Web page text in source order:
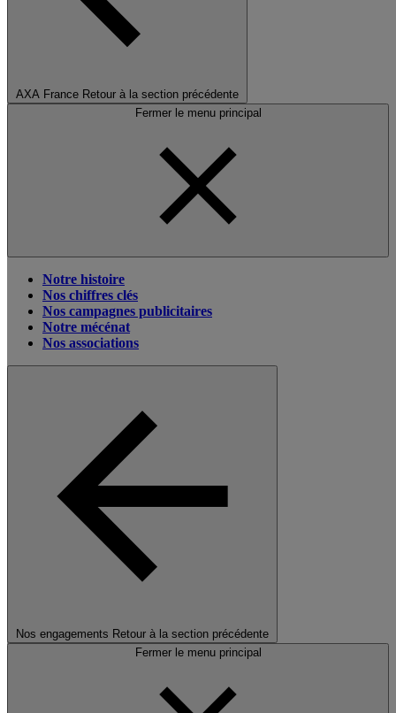
AXA France Retour à la section précédente
Fermer le menu principal
Notre histoire
Nos chiffres clés
Nos campagnes publicitaires
Notre mécénat
Nos associations
Nos engagements Retour à la section précédente
Fermer le menu principal